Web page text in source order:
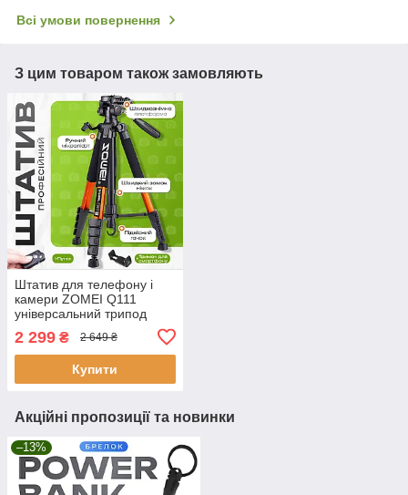
Всі умови повернення
З цим товаром також замовляють
Штатив для телефону і
камери ZOMEI Q111
універсальний трипод
пультом для відеозйомки
фотоапарата проектора
2 299 ₴ 2 649 ₴
Купити
Акційні пропозиції та новинки
–13%